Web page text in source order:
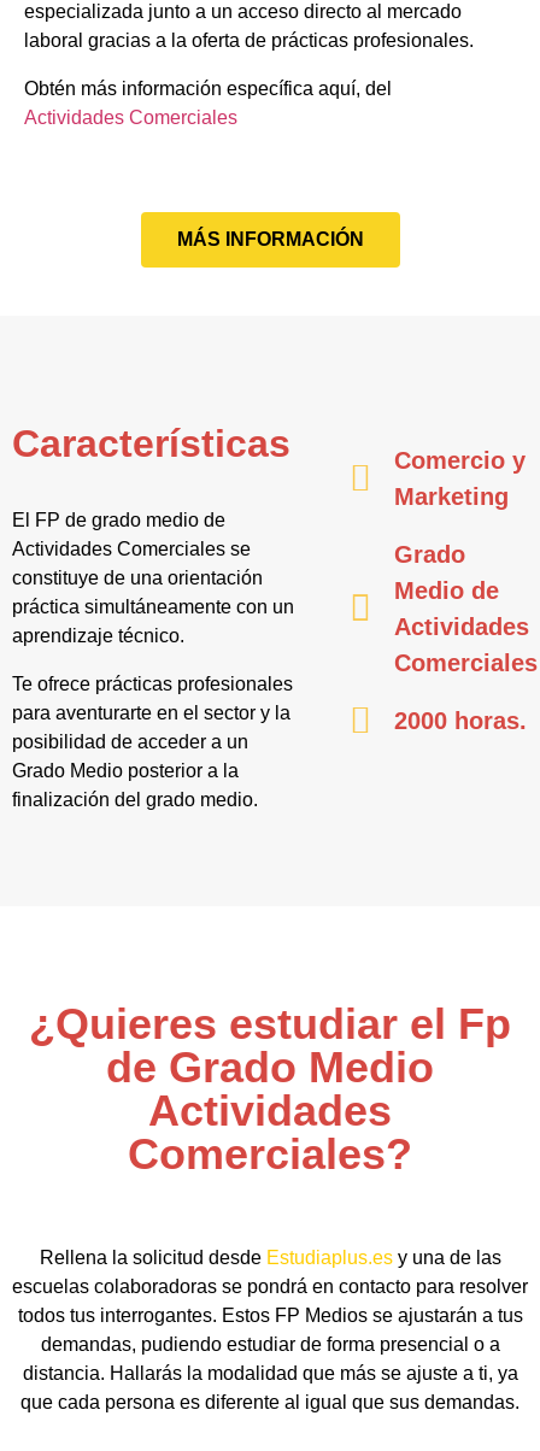
especializada junto a un acceso directo al mercado
laboral gracias a la oferta de prácticas profesionales.
Obtén más información específica aquí, del
Actividades Comerciales
MÁS INFORMACIÓN
Características
El FP de grado medio de
Actividades Comerciales se
constituye de una orientación
práctica simultáneamente con un
aprendizaje técnico.
Te ofrece prácticas profesionales
para aventurarte en el sector y la
posibilidad de acceder a un
Grado Medio posterior a la
finalización del grado medio.
Comercio y
Marketing
Grado
Medio de
Actividades
Comerciales
2000 horas.
¿Quieres estudiar el Fp
de Grado Medio
Actividades
Comerciales?
Rellena la solicitud desde Estudiaplus.esy una de las
escuelas colaboradoras se pondrá en contacto para resolver
todos tus interrogantes. Estos FP Medios se ajustarán a tus
demandas, pudiendo estudiar de forma presencial o a
distancia. Hallarás la modalidad que más se ajuste a ti, ya
que cada persona es diferente al igual que sus demandas.